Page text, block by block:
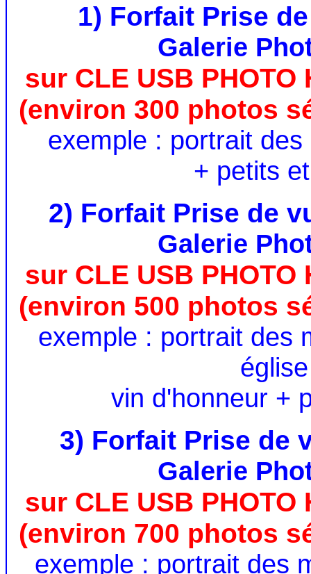
1) Forfait Prise
Galerie
sur CLE USB PHOTO
(environ 300 photos
exemple : portrait
+ petits
2) Forfait Prise de
Galerie
sur CLE USB PHOTO
(environ 500 photos
exemple : portrait des
vin d'honneur +
3) Forfait Prise de
Galerie
sur CLE USB PHOTO
(environ 700 photos
exemple : portrait des